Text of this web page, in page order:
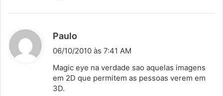
Paulo
i
s
06/10/2010 às 7:41 AM
Magic eye na verdade sao aquelas imagens
em 2D que permitem as pessoas verem em
3D.